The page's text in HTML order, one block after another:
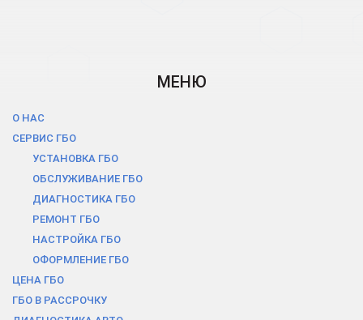
МЕНЮ
О НАС
СЕРВИС ГБО
УСТАНОВКА ГБО
ОБСЛУЖИВАНИЕ ГБО
ДИАГНОСТИКА ГБО
РЕМОНТ ГБО
НАСТРОЙКА ГБО
ОФОРМЛЕНИЕ ГБО
ЦЕНА ГБО
ГБО В РАCСРОЧКУ